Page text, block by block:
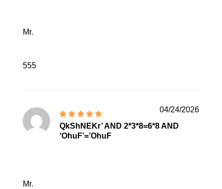
Mr.
555
QkShNEKr’ AND 2*3*8=6*8 AND
‘OhuF’=’OhuF
04/24/2026
Mr.